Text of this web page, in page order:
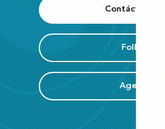
Contáctenos
Folleto
Agenda